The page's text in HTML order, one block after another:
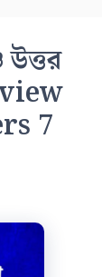
উত্তর
7